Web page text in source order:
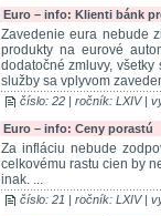
Euro – info: Klienti bánk
Zavedenie eura nebude
produkty na eurové
dodatočné zmluvy,
služby sa vplyvom
číslo: 22 | ročník: LXIV |
Euro – info: Ceny porastú
Za infláciu nebude
celkovému rastu cien by
inak. ...
číslo: 21 | ročník: LXIV |